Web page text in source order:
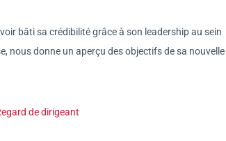
bâti sa crédibilité grâce à son leadership au sein
nous donne un aperçu des objectifs de sa nouvelle
de dirigeant